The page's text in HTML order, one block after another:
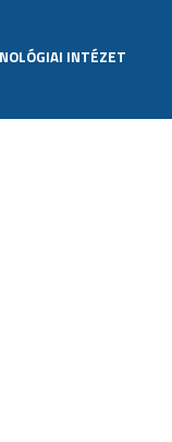
INTÉZET